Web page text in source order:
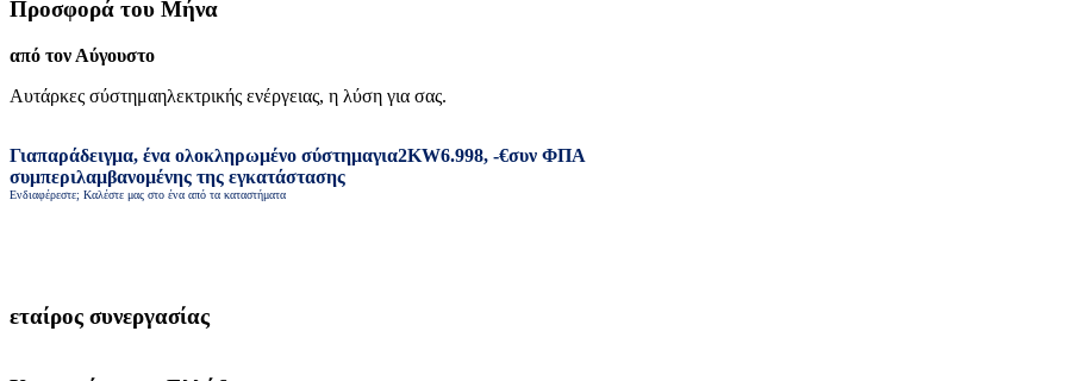
Προσφορά του Μήνα
από τον Αύγουστο
Αυτάρκες σύστημαηλεκτρικής ενέργειας, η λύση για σας.
Γιαπαράδειγμα, ένα ολοκληρωμένο σύστημαγια2KW6.998, -€συν ΦΠΑ
συμπεριλαμβανομένης της εγκατάστασης
Ενδιαφέρεστε; Καλέστε μας στο ένα από τα καταστήματα
εταίρος συνεργασίας